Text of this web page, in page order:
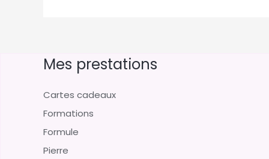
Mes prestations
Cartes cadeaux
Formations
Formule
Pierre